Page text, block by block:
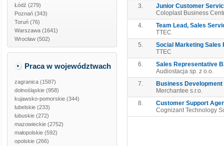
Łódź (279)
Poznań (343)
Toruń (76)
Warszawa (1641)
Wrocław (502)
Praca w województwach
zagranica (1587)
dolnośląskie (958)
kujawsko-pomorskie (344)
lubelskie (233)
lubuskie (272)
mazowieckie (2752)
małopolskie (592)
opolskie (266)
3.
Junior Customer
Coloplast Business
4.
Team Lead, Sales
TTEC
5.
Social Marketing Sales
TTEC
6.
Sales Representative
Audiostacja sp. z o.o.
7.
Business
Merchantee s.r.o.
8.
Customer Support
Cognizant Technology